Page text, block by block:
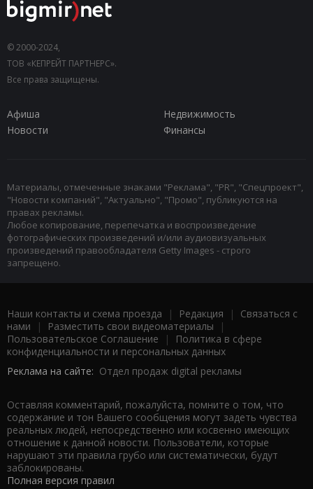
© 2000-2024,
ТОВ «КЕПРЕЙТ ПАРТНЕРС».
Все права защищены.
Афиша
Недвижимость
Новости
Финансы
Материалы, отмеченные знаками "Реклама", "PR", "Спецпроект",
"Новости компаний", "Актуально", "Промо", публикуются на
правах рекламы.
Любое копирование, перепечатка и воспроизведение
фотографических произведений и/или аудиовизуальных
произведений правообладателя Getty Images - строго
запрещено.
Наши контакты и схема проезда | Редакция | Связаться с
нами | Разместить свои видеоматериалы |
Пользовательское Соглашение |
Политика в сфере
конфиденциальности и персональных данных
Реклама на сайте: Отдел продаж digital рекламы
Оставляя комментарий, пожалуйста, помните о том, что
содержание и тон Вашего сообщения могут задеть чувства
реальных людей, непосредственно или косвенно имеющих
отношение к данной новости. Пользователи, которые
нарушают эти правила грубо или систематически, будут
заблокированы.
Полная версия правил